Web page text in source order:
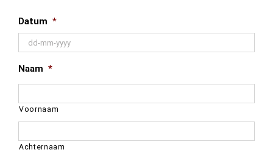
Datum *
dash
MM
JJJJ
Naam *
Voornaam
Achternaam